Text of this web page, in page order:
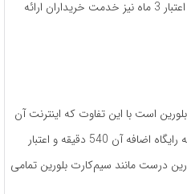
رایگان با خطوط داخلی کشور با مدت اعتبار 3 ماه نیز خدمت خریداران ارائه
است با این تفاوت که اینترنت آن
38 گیگابایت است و مدت زمان مکالمه رایگاه اضافه آن 540 دقیقه و اعتبار
درین درست مانند سیم‌کارت بلورین تمامی